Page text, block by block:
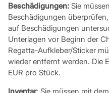
Beschädigungen:Sie
Beschädigungen
auf Beschädigungen
Unterlagen vor Beginn der
Regatta-Aufkleber/Sticker
wieder entfernt werden. Die
EUR pro Stück.